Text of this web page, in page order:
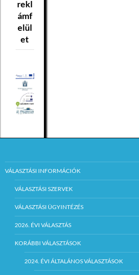
rekl
ámf
elül
et
VÁLASZTÁSI INFORMÁCIÓK
VÁLASZTÁSI SZERVEK
VÁLASZTÁSI ÜGYINTÉZÉS
2026. ÉVI VÁLASZTÁS
KORÁBBI VÁLASZTÁSOK
2024. ÉVI ÁLTALÁNOS VÁLASZTÁSOK